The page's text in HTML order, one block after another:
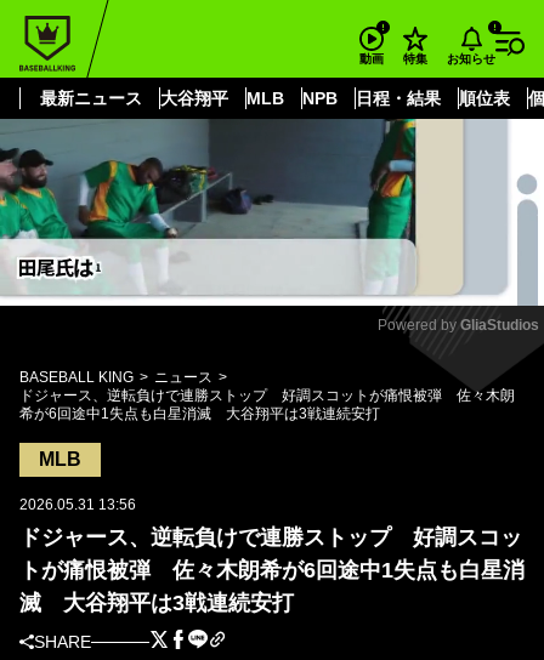
動画 特集 お知らせ
最新ニュース 大谷翔平 MLB NPB 日程・結果 順位表
もっと見る
Mute
Powered by GliaStudios
BASEBALL KING
ニュース
ドジャース、逆転負けで連勝ストップ 好調スコットが痛恨被弾 佐々木朗
希が6回途中1失点も白星消滅 大谷翔平は3戦連続安打
MLB
2026.05.31 13:56
ドジャース、逆転負けで連勝ストップ 好調スコッ
トが痛恨被弾 佐々木朗希が6回途中1失点も白星消
滅 大谷翔平は3戦連続安打
SHARE